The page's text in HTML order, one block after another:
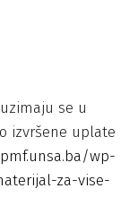
se u
izvršene uplate
wp-
za-vise-